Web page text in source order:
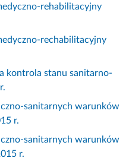
rehabilitacyjny
rechabilitacyjny
kontrola stanu sanitarno-
sanitarnych warunków
r.
sanitarnych warunków
r.